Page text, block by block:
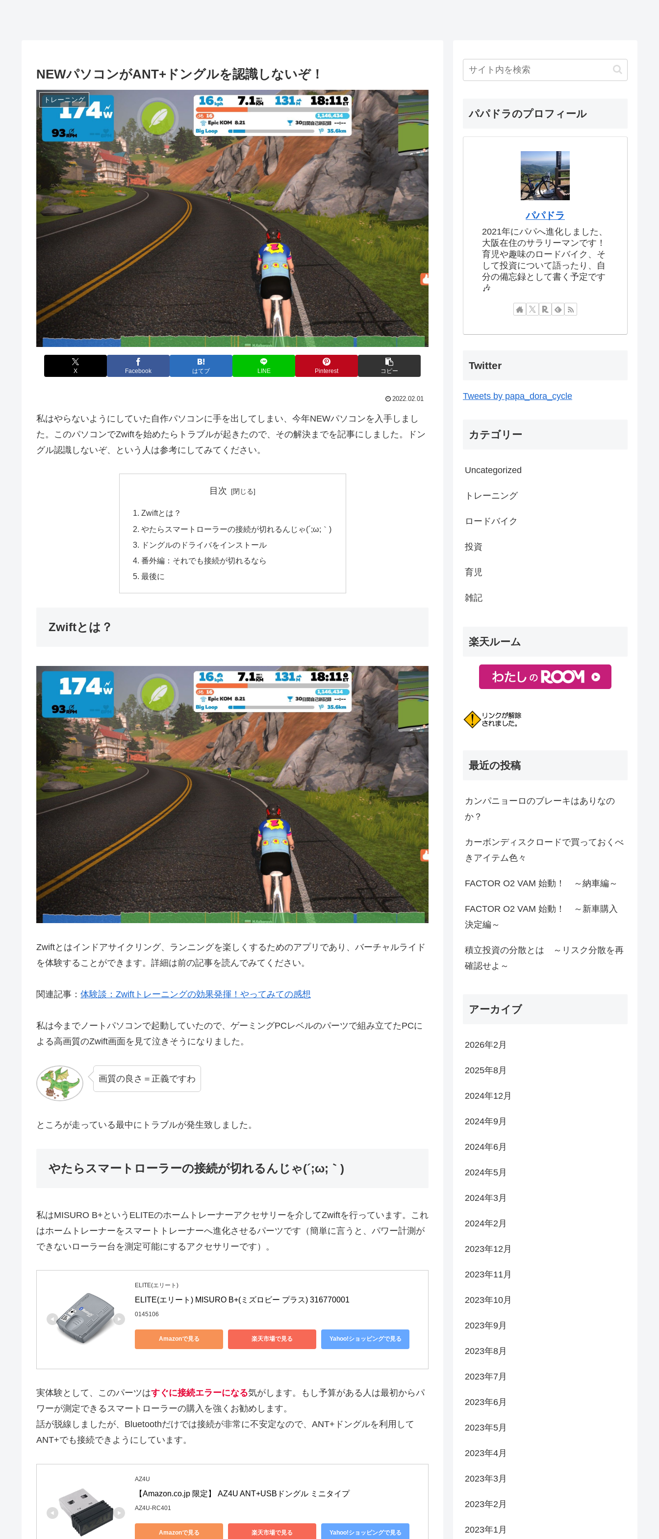
NEWパソコンがANT+ドングルを認識しないぞ！
トレーニング
X Facebook はてブ LINE Pinterest コピー
2022.02.01
私はやらないようにしていた自作パソコンに手を出してしまい、今年NEWパソコンを入手しまし
た。このパソコンでZwiftを始めたらトラブルが起きたので、その解決までを記事にしました。ドン
グル認識しないぞ、という人は参考にしてみてください。
目次
Zwiftとは？
やたらスマートローラーの接続が切れるんじゃ(´;ω;｀)
ドングルのドライバをインストール
番外編：それでも接続が切れるなら
最後に
Zwiftとは？
Zwiftとはインドアサイクリング、ランニングを楽しくするためのアプリであり、バーチャルライド
を体験することができます。詳細は前の記事を読んでみてください。
関連記事： 体験談：Zwiftトレーニングの効果発揮！やってみての感想
私は今までノートパソコンで起動していたので、ゲーミングPCレベルのパーツで組み立てたPCに
よる高画質のZwift画面を見て泣きそうになりました。
画質の良さ＝正義ですわ
ところが走っている最中にトラブルが発生致しました。
やたらスマートローラーの接続が切れるんじゃ(´;ω;｀)
私はMISURO B+というELITEのホームトレーナーアクセサリーを介してZwiftを行っています。これ
はホームトレーナーをスマートトレーナーへ進化させるパーツです（簡単に言うと、パワー計測が
できないローラー台を測定可能にするアクセサリーです）。
ELITE(エリート)
ELITE(エリート) MISURO B+(ミズロビー プラス) 316770001
0145106
Amazonで見る 楽天市場で見る Yahoo!ショッピングで見る
実体験として、このパーツはすぐに接続エラーになる気がします。もし予算がある人は最初からパ
ワーが測定できるスマートローラーの購入を強くお勧めします。
話が脱線しましたが、Bluetoothだけでは接続が非常に不安定なので、ANT+ドングルを利用して
ANT+でも接続できようにしています。
AZ4U
【Amazon.co.jp 限定】 AZ4U ANT+USBドングル ミニタイプ
AZ4U-RC401
Amazonで見る 楽天市場で見る Yahoo!ショッピングで見る
パパドラのプロフィール
パパドラ
2021年にパパへ進化しました、
大阪在住のサラリーマンです！
育児や趣味のロードバイク、そ
して投資について語ったり、自
分の備忘録として書く予定です
🎶
Twitter
Tweets by papa_dora_cycle
カテゴリー
Uncategorized
トレーニング
ロードバイク
投資
育児
雑記
楽天ルーム
最近の投稿
カンパニョーロのブレーキはありなの
か？
カーボンディスクロードで買っておくべ
きアイテム色々
FACTOR O2 VAM 始動！ ～納車編～
FACTOR O2 VAM 始動！ ～新車購入
決定編～
積立投資の分散とは ～リスク分散を再
確認せよ～
アーカイブ
2026年2月
2025年8月
2024年12月
2024年9月
2024年6月
2024年5月
2024年3月
2024年2月
2023年12月
2023年11月
2023年10月
2023年9月
2023年8月
2023年7月
2023年6月
2023年5月
2023年4月
2023年3月
2023年2月
2023年1月